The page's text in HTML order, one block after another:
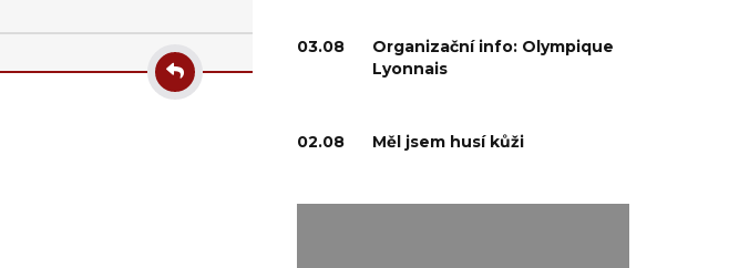
03.08
Organizační info: Olympique
Lyonnais
02.08 Měl jsem husí kůži